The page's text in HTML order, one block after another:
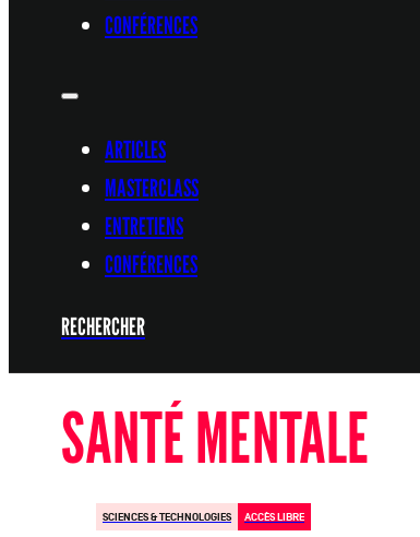
CONFÉRENCES
ARTICLES
MASTERCLASS
ENTRETIENS
CONFÉRENCES
RECHERCHER
SANTÉ MENTALE
SCIENCES & TECHNOLOGIES ACCÈS LIBRE